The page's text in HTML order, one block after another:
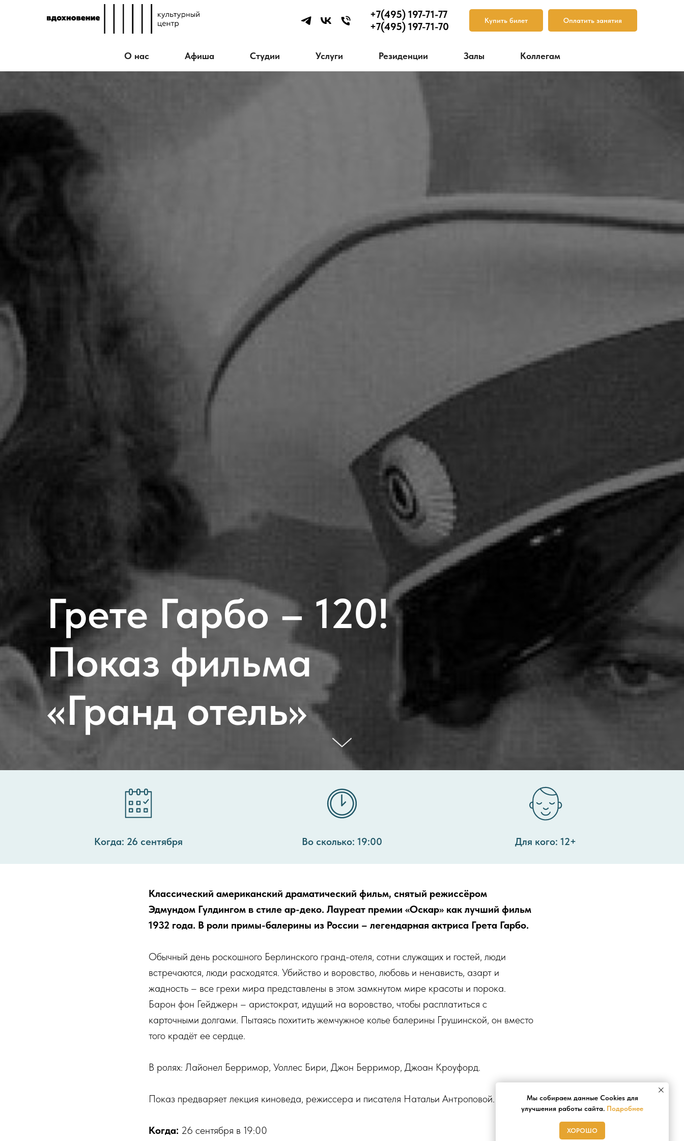
+7(495) 197-71-77
+7(495) 197-71-70
Купить билет Оплатить занятия
О нас Афиша Студии Услуги Резиденции Залы Коллегам
Мы собираем данные Cookies для
улучшения работы сайта. Подробнее
ХОРОШО
Грете Гарбо – 120!
Показ фильма
«Гранд отель»
Когда: 26 сентября Во сколько: 19:00 Для кого: 12+
Классический американский драматический фильм, снятый режиссёром
Эдмундом Гулдингом в стиле ар-деко. Лауреат премии «Оскар» как лучший фильм
1932 года. В роли примы-балерины из России – легендарная актриса Грета Гарбо.
Обычный день роскошного Берлинского гранд-отеля, сотни служащих и гостей, люди
встречаются, люди расходятся. Убийство и воровство, любовь и ненависть, азарт и
жадность – все грехи мира представлены в этом замкнутом мире красоты и порока.
Барон фон Гейджерн – аристократ, идущий на воровство, чтобы расплатиться с
карточными долгами. Пытаясь похитить жемчужное колье балерины Грушинской, он вместо
того крадёт ее сердце.
В ролях: Лайонел Берримор, Уоллес Бири, Джон Берримор, Джоан Кроуфорд.
Показ предваряет лекция киноведа, режиссера и писателя Натальи Антроповой.
Когда: 26 сентября в 19:00